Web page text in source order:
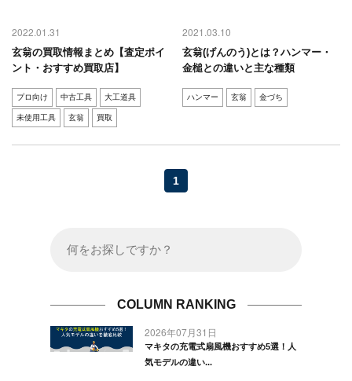
2022.01.31
玄翁の買取情報まとめ【査定ポイ
ント・おすすめ買取店】
プロ向け 中古工具 大工道具
未使用工具 玄翁 買取
2021.03.10
玄翁(げんのう)とは？ハンマー・
金槌との違いと主な種類
ハンマー 玄翁 金づち
1
COLUMN RANKING
2026年07月31日
マキタの充電式扇風機おすすめ5選！人
気モデルの違い...